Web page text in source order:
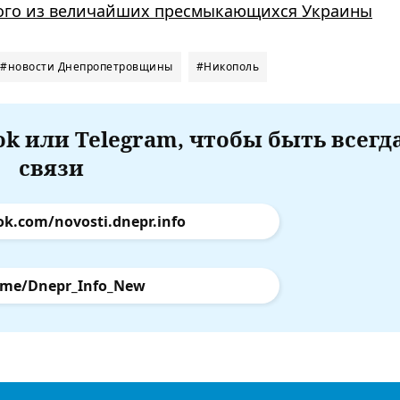
из величайших пресмыкающихся Украины
#новости Днепропетровщины #Никополь
или Telegram, чтобы быть
связи
novosti.dnepr.info
Dnepr_Info_New